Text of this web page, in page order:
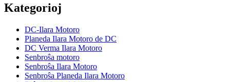
Kategorioj
DC-Ilara Motoro
Planeda Ilara Motoro de DC
DC Verma Ilara Motoro
Senbroŝa motoro
Senbroŝa Ilara Motoro
Senbroŝa Planeda Ilara Motoro